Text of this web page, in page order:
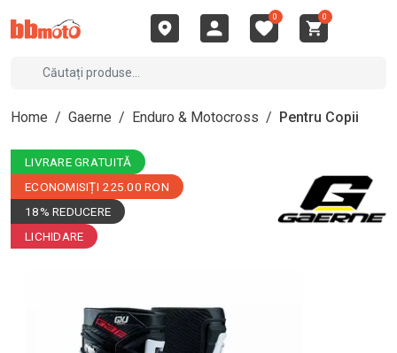
0 0
Home / Gaerne / Enduro & Motocross / Pentru Copii
LIVRARE GRATUITĂ
ECONOMISIȚI 225.00 RON
18% REDUCERE
LICHIDARE